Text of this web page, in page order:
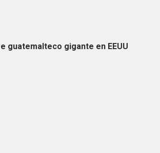
guatemalteco gigante en EEUU